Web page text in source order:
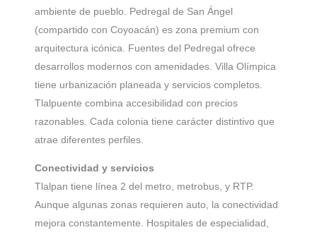
ambiente de pueblo. Pedregal de San Ángel
(compartido con Coyoacán) es zona premium con
arquitectura icónica. Fuentes del Pedregal ofrece
desarrollos modernos con amenidades. Villa Olímpica
tiene urbanización planeada y servicios completos.
Tlalpuente combina accesibilidad con precios
razonables. Cada colonia tiene carácter distintivo que
atrae diferentes perfiles.
Conectividad y servicios
Tlalpan tiene línea 2 del metro, metrobus, y RTP.
Aunque algunas zonas requieren auto, la conectividad
mejora constantemente. Hospitales de especialidad,